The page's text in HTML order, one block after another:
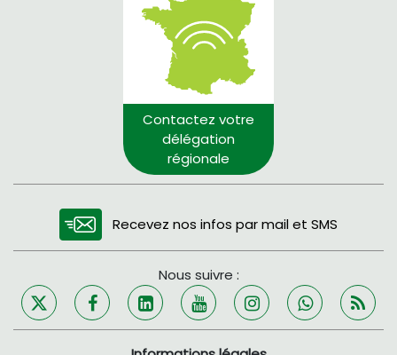
Contactez votre
délégation
régionale
Recevez nos infos par mail et SMS
Nous suivre :